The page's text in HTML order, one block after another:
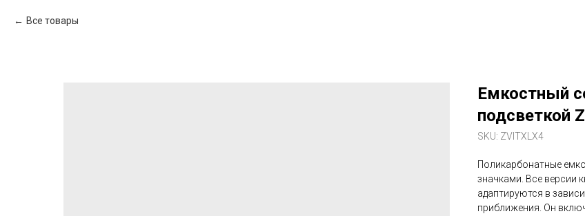
Все товары
Емкостный
подсветкой
SKU: ZVITXLX4
Поликарбонатные
значками. Все версии
адаптируются в
приближения. Он